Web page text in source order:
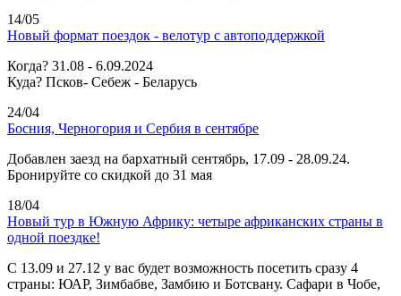
14/05
Новый формат поездок - велотур с автоподдержкой
Когда? 31.08 - 6.09.2024
Куда? Псков- Себеж - Беларусь
24/04
Босния, Черногория и Сербия в сентябре
Добавлен заезд на бархатный сентябрь, 17.09 - 28.09.24.
Бронируйте со скидкой до 31 мая
18/04
Новый тур в Южную Африку: четыре африканских страны в
одной поездке!
C 13.09 и 27.12 у вас будет возможность посетить сразу 4
страны: ЮАР, Зимбабве, Замбию и Ботсвану. Сафари в Чобе,